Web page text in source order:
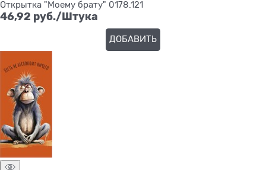
Открытка "Моему брату" 0178.121
46,92 руб./Штука
ДОБАВИТЬ